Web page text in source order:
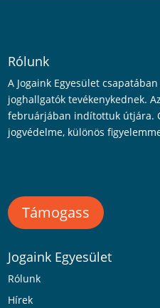
Rólunk
A Jogaink Egyesület
joghallgatók tevékenykednek.
februárjában indítottuk útjára.
jogvédelme, különös
Támogass
Jogaink Egyesület
Rólunk
Hírek